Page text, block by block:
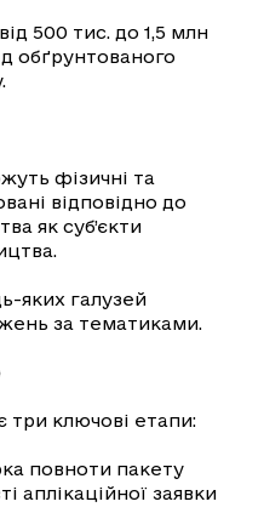
500 тис. до 1,5 млн
обґрунтованого
фізичні та
відповідно до
як суб’єкти
яких галузей
за тематиками.
три ключові етапи:
повноти пакету
аплікаційної заявки